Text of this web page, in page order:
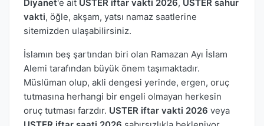
Diyanet'e ait USTER iftar vakti 2026, USTER sahur
vakti, öğle, akşam, yatsı namaz saatlerine
sitemizden ulaşabilirsiniz.
İslamın beş şartından biri olan Ramazan Ayı İslam
Alemi tarafından büyük önem taşımaktadır.
Müslüman olup, akli dengesi yerinde, ergen, oruç
tutmasına herhangi bir engeli olmayan herkesin
oruç tutması farzdır. USTER iftar vakti 2026 veya